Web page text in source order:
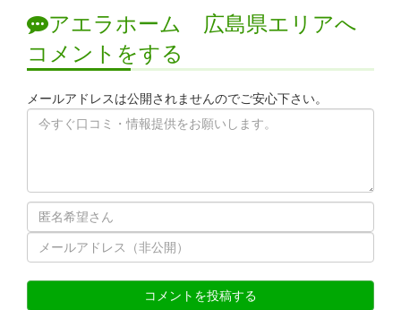
アエラホーム 広島県エリアへ
コメントをする
メールアドレスは公開されませんのでご安心下さい。